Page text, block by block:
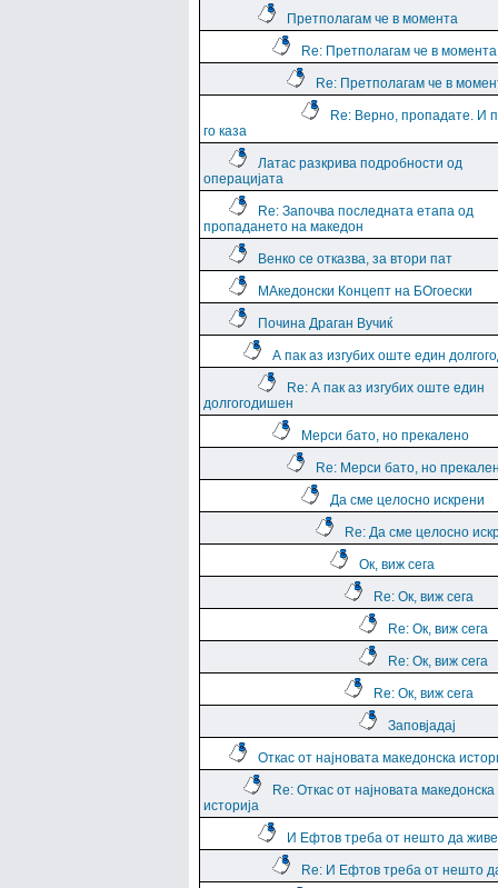
Претполагам че в момента
Re: Претполагам че в момента
Re: Претполагам че в
Re: Верно, пропадате. И
го каза
Латас разкрива подробности од
операцијата
Re: Започва последната етапа од
пропадането на македон
Венко се отказва, за втори пат
МАкедонски Концепт на БОгоески
Почина Драган Вучиќ
А пак аз изгубих оште един
Re: А пак аз изгубих оште един
долгогодишен
Мерси бато, но прекалено
Re: Мерси бато, но
Да сме целосно искрени
Re: Да сме целосно
Ок, виж сега
Re: Ок, виж сега
Re: Ок, виж сега
Re: Ок, виж сега
Re: Ок, виж сега
Заповјадај
Откас от најновата македонска
Re: Откас от најновата македонска
историја
И Ефтов треба от нешто да
Re: И Ефтов треба от нешто